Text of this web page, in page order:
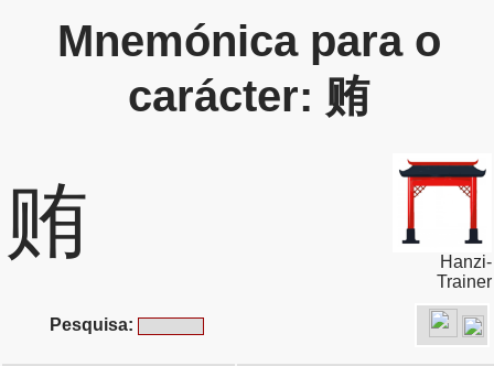
Mnemónica para o
carácter: 贿
贿
Hanzi-
Trainer
Pesquisa: